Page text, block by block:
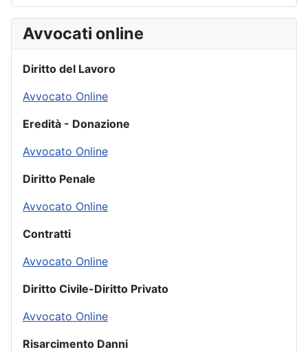
Avvocati online
Diritto del Lavoro
Avvocato Online
Eredità - Donazione
Avvocato Online
Diritto Penale
Avvocato Online
Contratti
Avvocato Online
Diritto Civile-Diritto Privato
Avvocato Online
Risarcimento Danni